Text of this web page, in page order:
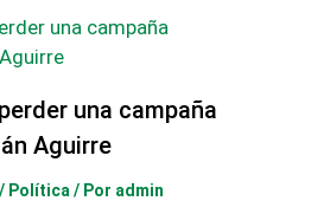
una campaña
Aguirre
/ Política / Por admin